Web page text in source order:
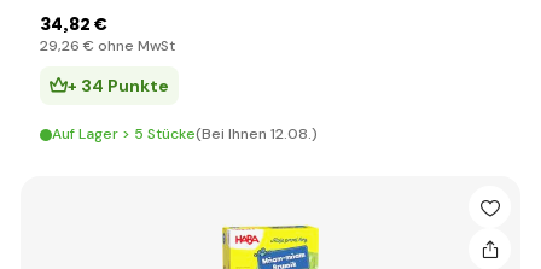
34,82 €
29,26 € ohne MwSt
+ 34 Punkte
Auf Lager > 5 Stücke(Bei Ihnen 12.08.)